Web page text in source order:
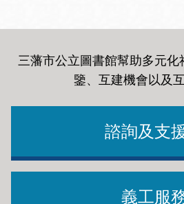
三藩市公立圖書館幫助多元化
鑒、互建機會以及
諮詢及支
義工服